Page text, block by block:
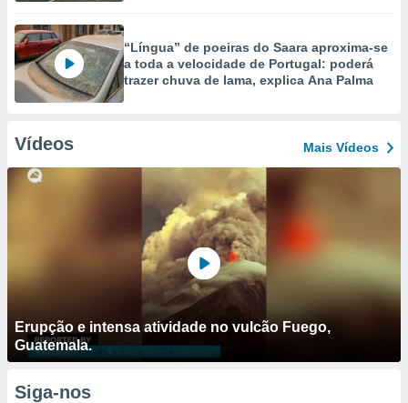
“Língua” de poeiras do Saara aproxima-se
a toda a velocidade de Portugal: poderá
trazer chuva de lama, explica Ana Palma
Vídeos Mais Vídeos
Erupção e intensa atividade no vulcão Fuego,
Guatemala.
Siga-nos